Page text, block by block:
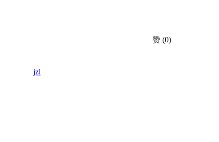
赞 (0)
jzl